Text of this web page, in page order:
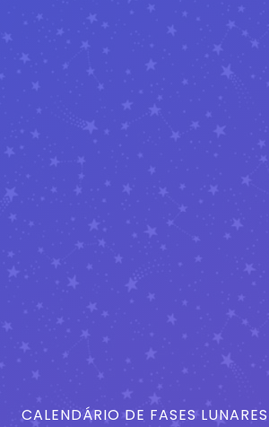
CALENDÁRIO DE FASES